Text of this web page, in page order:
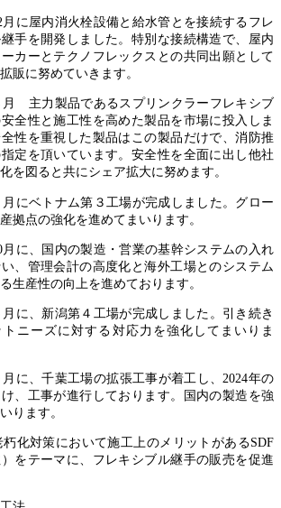
月に屋内消火栓設備と給水管とを接続するフレ
手を開発しました。特別な接続構造で、屋内
カーとテクノフレックスとの共同出願として
販に努めていきます。
月 主力製品であるスプリンクラーフレキシブ
全性と施工性を高めた製品を市場に投入しま
全性を重視した製品はこの製品だけで、消防推
定を頂いています。安全性を全面に出し他社
を図ると共にシェア拡大に努めます。
月にベトナム第３工場が完成しました。グロー
拠点の強化を進めてまいります。
月に、国内の製造・営業の基幹システムの入れ
、管理会計の高度化と海外工場とのシステム
生産性の向上を進めております。
月に、新潟第４工場が完成しました。引き続き
トニーズに対する対応力を強化してまいりま
月に、千葉工場の拡張工事が着工し、2024年の
、工事が進行しております。国内の製造を強
ります。
朽化対策において施工上のメリットがあるSDF
をテーマに、フレキシブル継手の販売を促進